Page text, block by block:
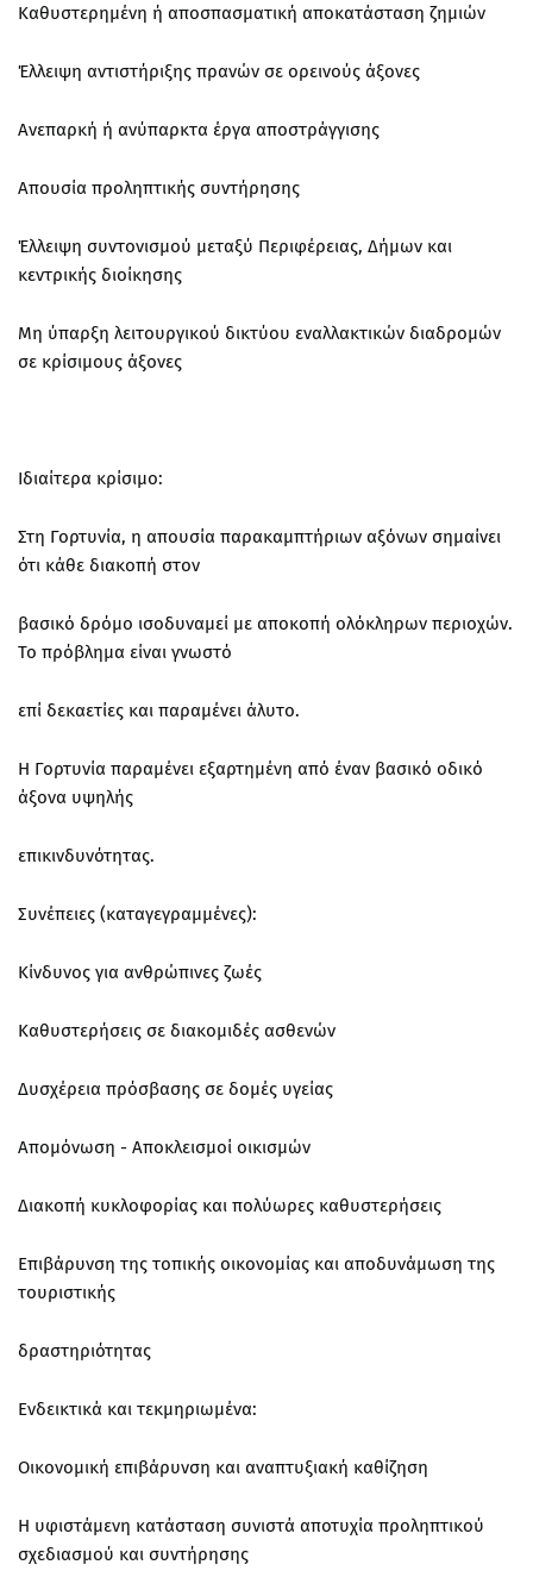
Καθυστερημένη ή αποσπασματική αποκατάσταση ζημιών
Έλλειψη αντιστήριξης πρανών σε ορεινούς άξονες
Ανεπαρκή ή ανύπαρκτα έργα αποστράγγισης
Απουσία προληπτικής συντήρησης
Έλλειψη συντονισμού μεταξύ Περιφέρειας, Δήμων και
κεντρικής διοίκησης
Μη ύπαρξη λειτουργικού δικτύου εναλλακτικών διαδρομών
σε κρίσιμους άξονες
Ιδιαίτερα κρίσιμο:
Στη Γορτυνία, η απουσία παρακαμπτήριων αξόνων σημαίνει
ότι κάθε διακοπή στον
βασικό δρόμο ισοδυναμεί με αποκοπή ολόκληρων περιοχών.
Το πρόβλημα είναι γνωστό
επί δεκαετίες και παραμένει άλυτο.
Η Γορτυνία παραμένει εξαρτημένη από έναν βασικό οδικό
άξονα υψηλής
επικινδυνότητας.
Συνέπειες (καταγεγραμμένες):
Κίνδυνος για ανθρώπινες ζωές
Καθυστερήσεις σε διακομιδές ασθενών
Δυσχέρεια πρόσβασης σε δομές υγείας
Απομόνωση - Αποκλεισμοί οικισμών
Διακοπή κυκλοφορίας και πολύωρες καθυστερήσεις
Επιβάρυνση της τοπικής οικονομίας και αποδυνάμωση της
τουριστικής
δραστηριότητας
Ενδεικτικά και τεκμηριωμένα:
Οικονομική επιβάρυνση και αναπτυξιακή καθίζηση
Η υφιστάμενη κατάσταση συνιστά αποτυχία προληπτικού
σχεδιασμού και συντήρησης